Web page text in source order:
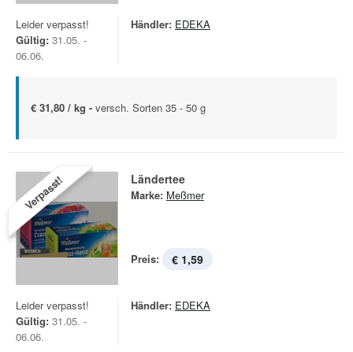
Leider verpasst!
Gültig: 31.05. -
06.06.
Händler: EDEKA
€ 31,80 / kg - versch. Sorten 35 - 50 g
Verpasst! Ländertee
Marke: Meßmer
Preis: € 1,59
Leider verpasst!
Gültig: 31.05. -
06.06.
Händler: EDEKA